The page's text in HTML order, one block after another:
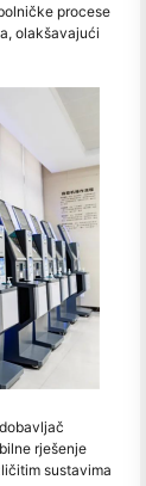
procese
olakšavajući
rješenje
sustavima